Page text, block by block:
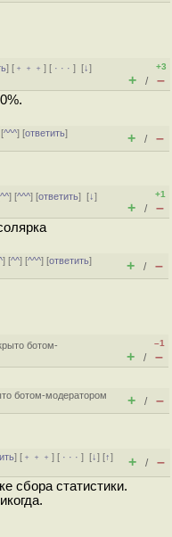
] [ ﹢﹢﹢] [ · · ·][↓]
+3
+ / –
^^^] [ответить]
+ / –
^^] [^^^] [ответить][↓]
+1
+ / –
] [^^] [^^^] [ответить]
+ / –
ботом-
–1
+ / –
ботом-модератором
+ / –
] [ ﹢﹢﹢] [ · · ·][↓] [↑]
+ / –
сбора статистики.